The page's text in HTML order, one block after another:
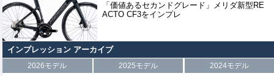
「価値あるセカンドグレード」メリダ新型RE
ACTO CF3をインプレ
インプレッション アーカイブ
2026モデル 2025モデル 2024モデル